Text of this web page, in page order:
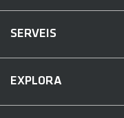
SERVEIS
EXPLORA